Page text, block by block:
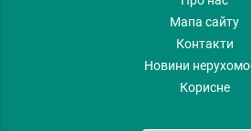
Мапа сайту
Контакти
Новини
Корисне